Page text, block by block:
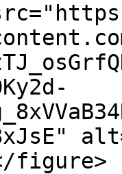
figure>